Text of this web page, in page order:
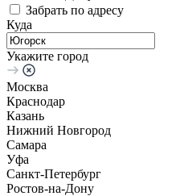
Забрать по адресу
Куда
Укажите город
Москва
Краснодар
Казань
Нижний Новгород
Самара
Уфа
Санкт-Петербург
Ростов-на-Дону